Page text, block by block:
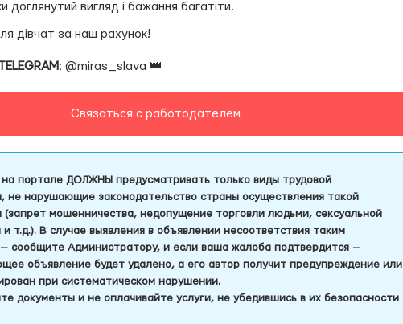
доглянутий вигляд і бажання багатіти.
дівчат за наш рахунок!
TELEGRAM : @miras_slava 👑
Связаться с работодателем
на портале ДОЛЖНЫ предусматривать только виды трудовой
не нарушающие законодательство страны осуществления такой
(запрет мошенничества, недопущение торговли людьми, сексуальной
и т.д.). В случае выявления в объявлении несоответствия таким
сообщите Администратору, и если ваша жалоба подтвердится —
объявление будет удалено, а его автор получит предупреждение или
при систематическом нарушении.
документы и не оплачивайте услуги, не убедившись в их безопасности